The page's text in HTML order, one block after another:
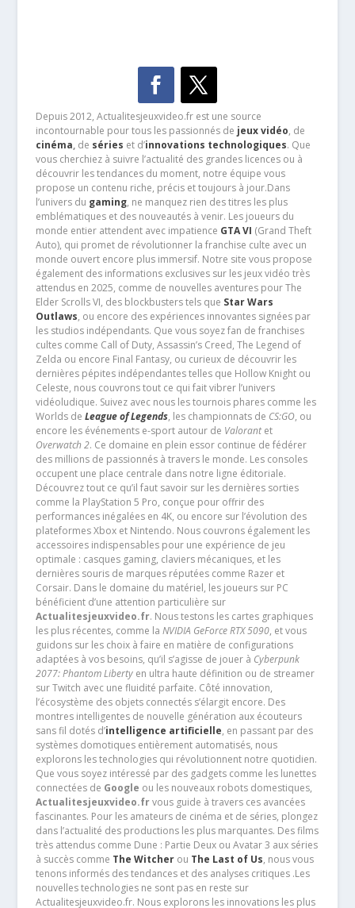
Depuis 2012, Actualitesjeuxvideo.fr est une source
incontournable pour tous les passionnés de jeux vidéo, de
cinéma,de séries et d’innovations technologiques. Que
vous cherchiez à suivre l’actualité des grandes licences ou à
découvrir les tendances du moment, notre équipe vous
propose un contenu riche, précis et toujours à jour.Dans
l’univers du gaming, ne manquez rien des titres les plus
emblématiques et des nouveautés à venir. Les joueurs du
monde entier attendent avec impatience GTA VI (Grand Theft
Auto), qui promet de révolutionner la franchise culte avec un
monde ouvert encore plus immersif. Notre site vous propose
également des informations exclusives sur les jeux vidéo très
attendus en 2025, comme de nouvelles aventures pour The
Elder Scrolls VI, des blockbusters tels que Star Wars
Outlaws, ou encore des expériences innovantes signées par
les studios indépendants. Que vous soyez fan de franchises
cultes comme Call of Duty, Assassin’s Creed, The Legend of
Zelda ou encore Final Fantasy, ou curieux de découvrir les
dernières pépites indépendantes telles que Hollow Knight ou
Celeste, nous couvrons tout ce qui fait vibrer l’univers
vidéoludique. Suivez avec nous les tournois phares comme les
Worlds de League of Legends, les championnats de CS:GO, ou
encore les événements e-sport autour de Valorantet
Overwatch 2. Ce domaine en plein essor continue de fédérer
des millions de passionnés à travers le monde. Les consoles
occupent une place centrale dans notre ligne éditoriale.
Découvrez tout ce qu’il faut savoir sur les dernières sorties
comme la PlayStation 5 Pro, conçue pour offrir des
performances inégalées en 4K, ou encore sur l’évolution des
plateformes Xbox et Nintendo. Nous couvrons également les
accessoires indispensables pour une expérience de jeu
optimale : casques gaming, claviers mécaniques, et les
dernières souris de marques réputées comme Razer et
Corsair. Dans le domaine du matériel, les joueurs sur PC
bénéficient d’une attention particulière sur
Actualitesjeuxvideo.fr. Nous testons les cartes graphiques
les plus récentes, comme la NVIDIA GeForce RTX 5090, et vous
guidons sur les choix à faire en matière de configurations
adaptées à vos besoins, qu’il s’agisse de jouer à Cyberpunk
2077: Phantom Libertyen ultra haute définition ou de streamer
sur Twitch avec une fluidité parfaite. Côté innovation,
l’écosystème des objets connectés s’élargit encore. Des
montres intelligentes de nouvelle génération aux écouteurs
sans fil dotés d’intelligence artificielle, en passant par des
systèmes domotiques entièrement automatisés, nous
explorons les technologies qui révolutionnent notre quotidien.
Que vous soyez intéressé par des gadgets comme les lunettes
connectées de Google ou les nouveaux robots domestiques,
Actualitesjeuxvideo.frvous guide à travers ces avancées
fascinantes. Pour les amateurs de cinéma et de séries, plongez
dans l’actualité des productions les plus marquantes. Des films
très attendus comme Dune : Partie Deux ou Avatar 3 aux séries
à succès comme The Witcherou The Last of Us, nous vous
tenons informés des tendances et des analyses critiques .Les
nouvelles technologies ne sont pas en reste sur
Actualitesjeuxvideo.fr. Nous explorons les innovations les plus